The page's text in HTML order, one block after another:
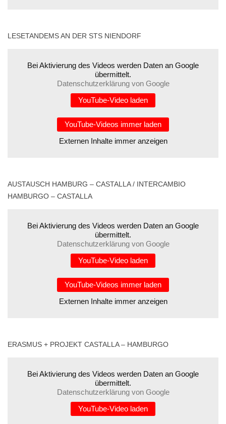
LESETANDEMS AN DER STS NIENDORF
Bei Aktivierung des Videos werden Daten an Google
übermittelt.
Datenschutzerklärung von Google
YouTube-Video laden
YouTube-Videos immer laden
Externen Inhalte immer anzeigen
AUSTAUSCH HAMBURG – CASTALLA / INTERCAMBIO
HAMBURGO – CASTALLA
Bei Aktivierung des Videos werden Daten an Google
übermittelt.
Datenschutzerklärung von Google
YouTube-Video laden
YouTube-Videos immer laden
Externen Inhalte immer anzeigen
ERASMUS + PROJEKT CASTALLA – HAMBURGO
Bei Aktivierung des Videos werden Daten an Google
übermittelt.
Datenschutzerklärung von Google
YouTube-Video laden